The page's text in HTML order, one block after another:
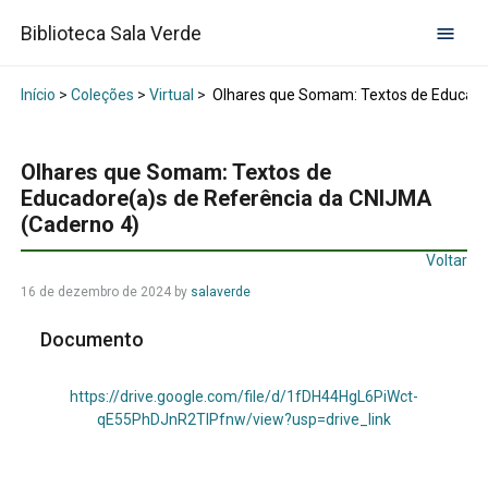
Biblioteca Sala Verde
Início > Coleções > Virtual > Olhares que Somam: Textos de
Olhares que Somam: Textos de
Educadore(a)s de Referência da CNIJMA
(Caderno 4)
Voltar
16 de dezembro de 2024by salaverde
Documento
https://drive.google.com/file/d/1fDH44HgL6PiWct-
qE55PhDJnR2TIPfnw/view?usp=drive_link